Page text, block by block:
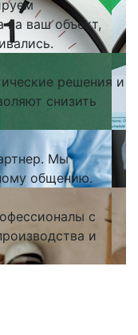
на ваш объект,
решения и
снизить
Мы
общению.
с
и